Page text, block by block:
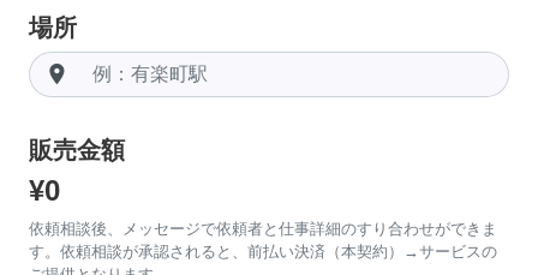
場所
room
販売金額
¥0
依頼相談後、メッセージで依頼者と仕事詳細のすり合わせができま
す。依頼相談が承認されると、前払い決済（本契約）→サービスの